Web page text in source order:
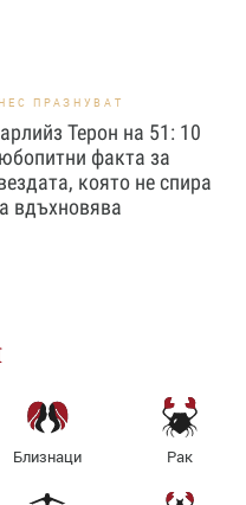
ПРАЗНУВАТ
Терон на 51: 10
факта за
която не спира
вдъхновява
Близнаци Рак